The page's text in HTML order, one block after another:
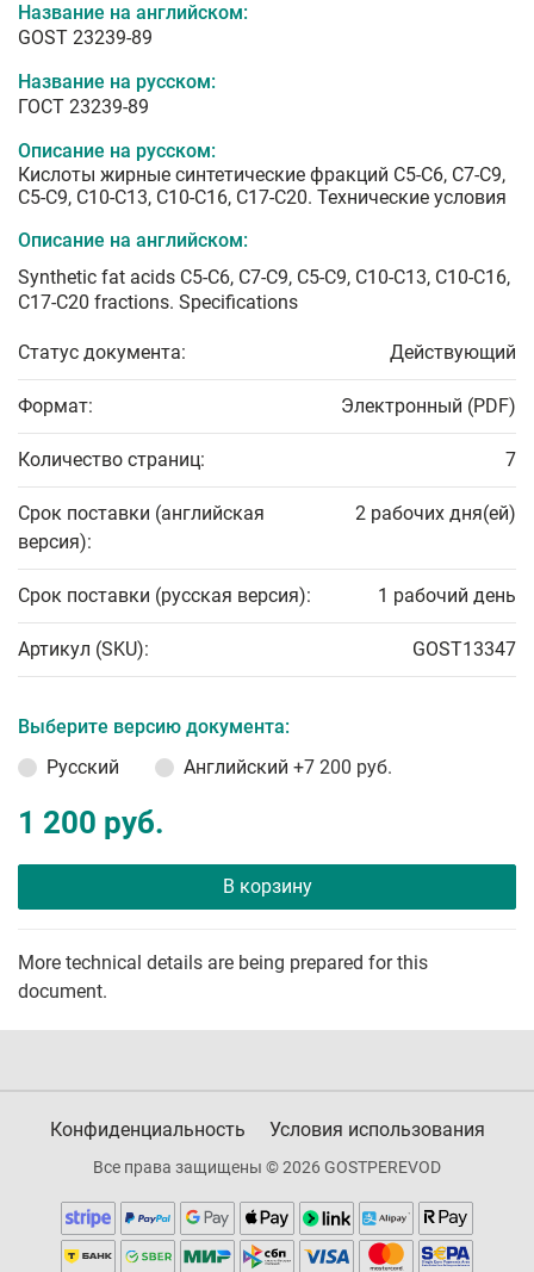
Название на английском:
GOST 23239-89
Название на русском:
ГОСТ 23239-89
Описание на русском:
Кислоты жирные синтетические фракций С5-С6, С7-С9,
С5-С9, С10-С13, С10-С16, С17-С20. Технические условия
Описание на английском:
Synthetic fat acids C5-C6, C7-C9, C5-C9, C10-C13, C10-C16,
C17-C20 fractions. Specifications
Статус документа: Действующий
Формат: Электронный (PDF)
Количество страниц: 7
Срок поставки (английская
версия):
2 рабочих дня(ей)
Срок поставки (русская версия): 1 рабочий день
Артикул (SKU): GOST13347
Выберите версию документа:
Русский
Английский +7 200 руб.
1 200 руб.
В корзину
More technical details are being prepared for this
document.
Конфиденциальность Условия использования
Все права защищены © 2026 GOSTPEREVOD